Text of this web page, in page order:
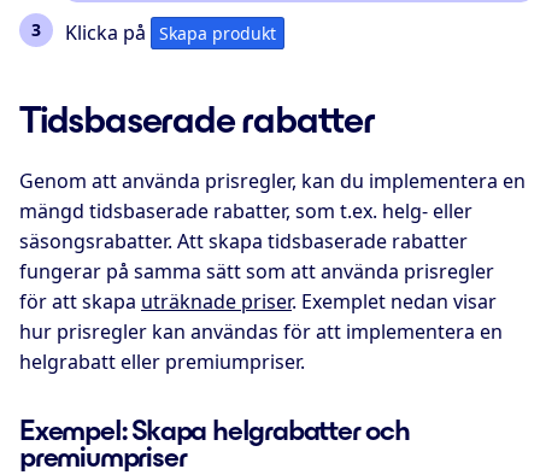
Klicka på Skapa produkt
Tidsbaserade rabatter
Genom att använda prisregler, kan du implementera en
mängd tidsbaserade rabatter, som t.ex. helg- eller
säsongsrabatter. Att skapa tidsbaserade rabatter
fungerar på samma sätt som att använda prisregler
för att skapa uträknade priser. Exemplet nedan visar
hur prisregler kan användas för att implementera en
helgrabatt eller premiumpriser.
Exempel: Skapa helgrabatter och
premiumpriser